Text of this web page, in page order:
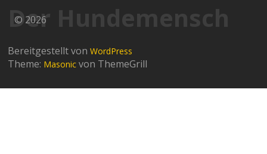
Der Hundemensch
© 2026
Bereitgestellt vonWordPress
Theme: Masonic von ThemeGrill